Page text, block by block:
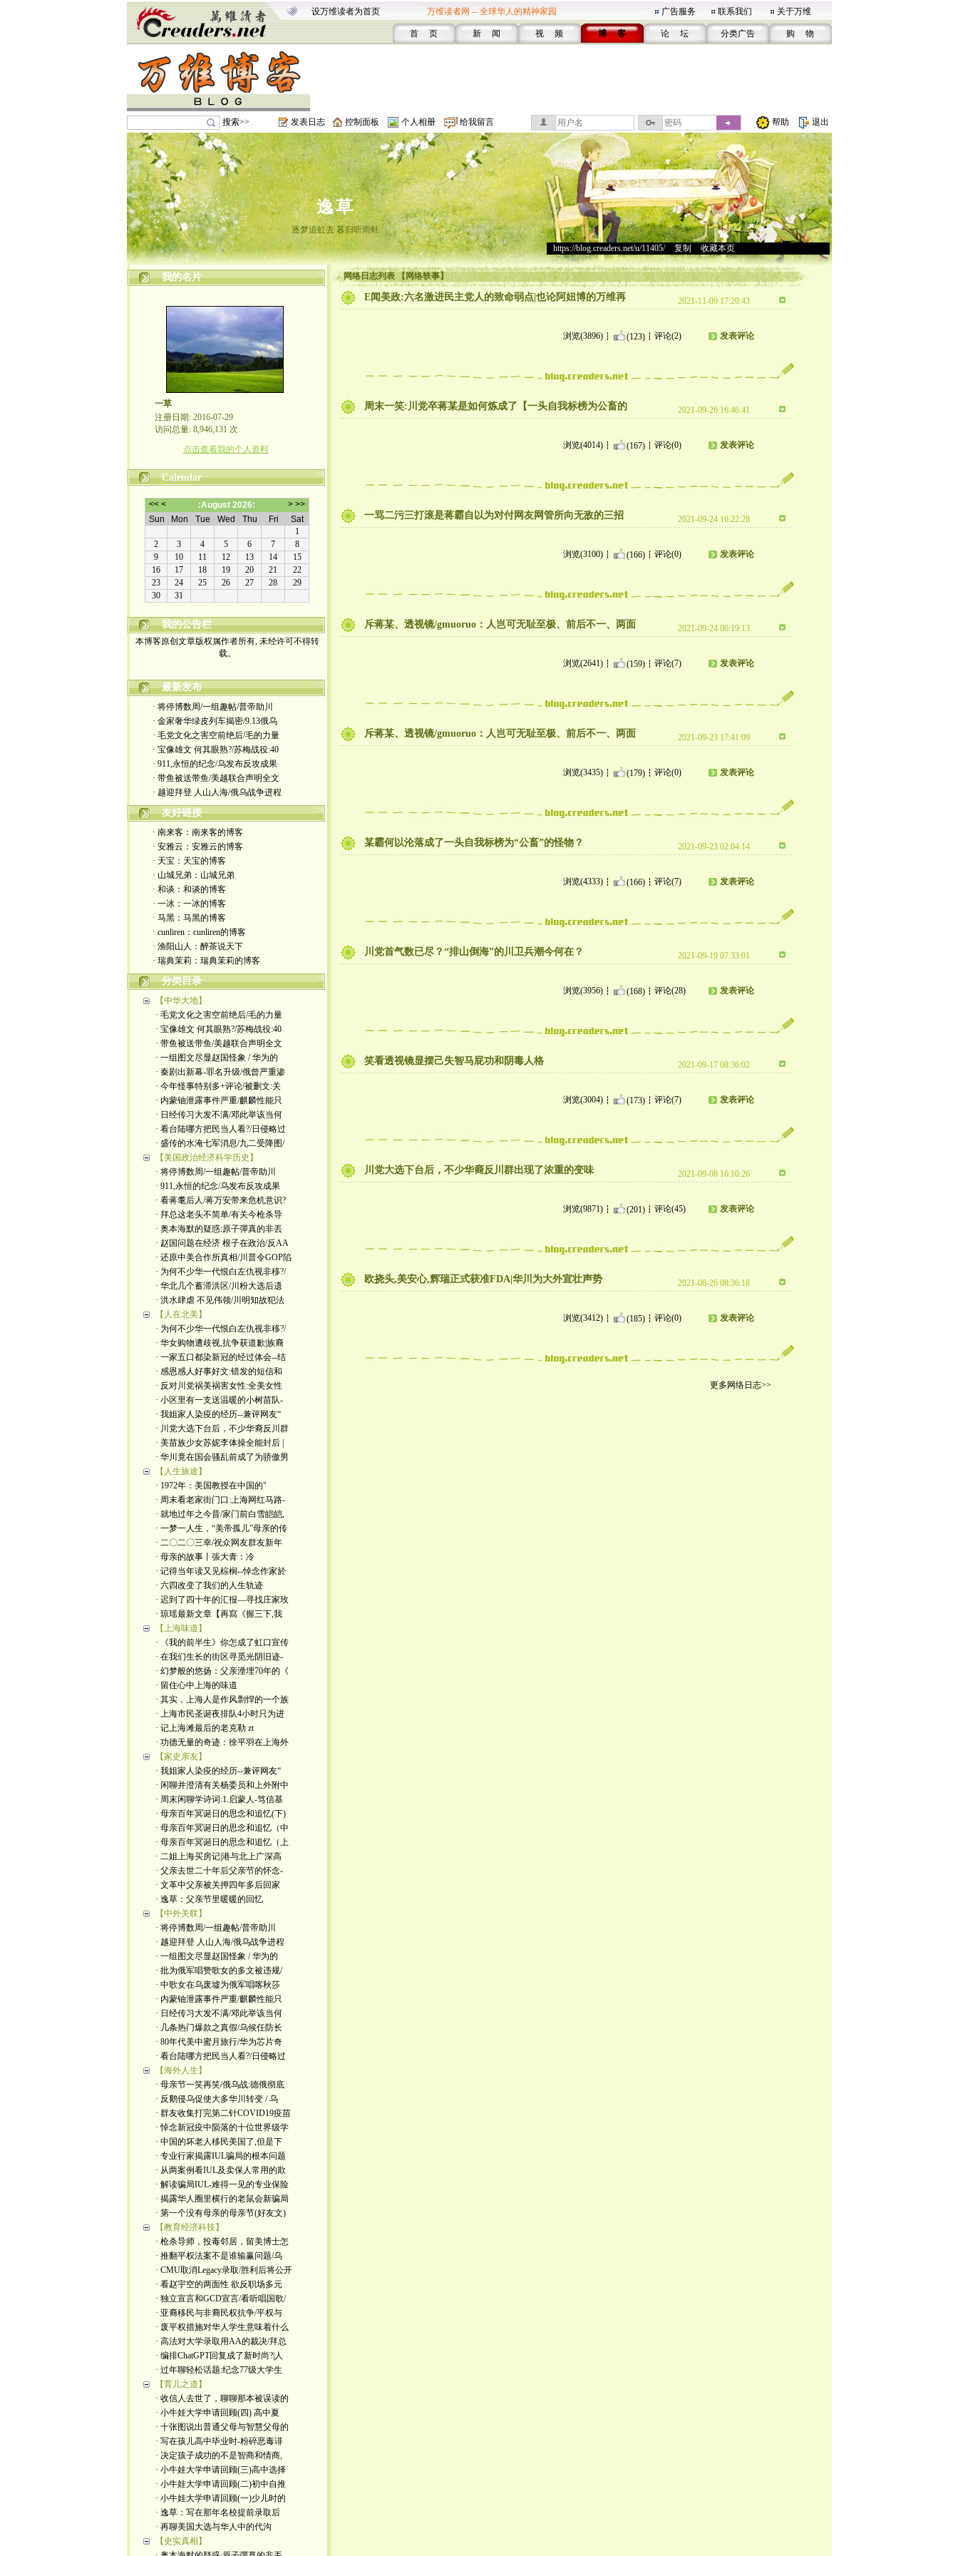
设万维读者为首页 万维读者网 -- 全球华人的精神家园 广告服务 联系我们 关于万维
首 页 新 闻 视 频 博 客 论 坛 分类广告 购 物
搜索>> 发表日志 控制面板 个人相册 给我留言 帮助 退出
逸草
逐梦追虹去 暮归听雨蛙
https://blog.creaders.net/u/11405/> 复制 收藏本页
我的名片
一草
注册日期: 2016-07-29
访问总量: 8,946,131 次
点击查看我的个人资料
Calendar
我的公告栏
本博客原创文章版权属作者所有, 未经许可不得转
载。
最新发布
· 将停博数周/一组趣帖/普帝助川
· 金家奢华绿皮列车揭密/9.13俄乌
· 毛党文化之害空前绝后/毛的力量
· 宝像雄文 何其眼熟?/苏梅战役:40
· 911,永恒的纪念/乌发布反攻成果
· 带鱼被送带鱼/美越联合声明全文
· 越迎拜登 人山人海/俄乌战争进程
友好链接
· 南来客：南来客的博客
· 安雅云：安雅云的博客
· 天宝：天宝的博客
· 山城兄弟：山城兄弟
· 和谈：和谈的博客
· 一冰：一冰的博客
· 马黑：马黑的博客
· cunliren：cunliren的博客
· 渔阳山人：醉茶说天下
· 瑞典茉莉：瑞典茉莉的博客
分类目录
【中华大地】
· 毛党文化之害空前绝后/毛的力量
· 宝像雄文 何其眼熟?/苏梅战役:40
· 带鱼被送带鱼/美越联合声明全文
· 一组图文尽显赵国怪象 / 华为的
· 秦剧出新幕-罪名升级/俄曾严重渗
· 今年怪事特别多+评论/被删文:关
· 内蒙铀泄露事件严重/麒麟性能只
· 日经传习大发不满/邓此举该当何
· 看台陆哪方把民当人看?/日侵略过
· 盛传的水淹七军消息/九二受降图/
【美国政治经济科学历史】
· 将停博数周/一组趣帖/普帝助川
· 911,永恒的纪念/乌发布反攻成果
· 看蒋耄后人/蒋万安带来危机意识?
· 拜总这老头不简单/有关今枪杀导
· 奥本海默的疑惑:原子彈真的非丟
· 赵国问题在经济 根子在政治/反AA
· 还原中美合作所真相/川普令GOP陷
· 为何不少华一代恨白左仇视非移?/
· 华北几个蓄滞洪区/川粉大选后遗
· 洪水肆虐 不见伟领/川明知故犯法
【人在北美】
· 为何不少华一代恨白左仇视非移?/
· 华女购物遭歧视,抗争获道歉|族裔
· 一家五口都染新冠的经过体会--结
· 感恩感人好事好文:错发的短信和
· 反对川党祸美祸害女性:全美女性
· 小区里有一支送温暖的小树苗队-
· 我姐家人染疫的经历--兼评网友“
· 川党大选下台后，不少华裔反川群
· 美苗族少女苏妮李体操全能封后 |
· 华川竟在国会骚乱前成了为骄傲男
【人生旅途】
· 1972年：美国教授在中国的"
· 周末看老家街门口:上海网红马路-
· 就地过年之今昔/家门前白雪皑皑,
· 一梦一人生，“美帝孤儿”母亲的传
· 二〇二〇三幸/祝众网友群友新年
· 母亲的故事丨張大青：​冷
· 记得当年读又见棕榈--悼念作家於
· 六四改变了我们的人生轨迹
· 迟到了四十年的汇报—寻找庄家玫
· 琼瑶最新文章【再寫《握三下,我
【上海味道】
· 《我的前半生》你怎成了虹口宣传
· 在我们生长的街区寻觅光阴旧迹-
· 幻梦般的悠扬：父亲湮埋70年的《
· 留住心中上海的味道
· 其实，上海人是作风剽悍的一个族
· 上海市民圣诞夜排队4小时只为进
· 记上海滩最后的老克勒 zt
· 功德无量的奇迹：徐平羽在上海外
【家史亲友】
· 我姐家人染疫的经历--兼评网友“
· 闲聊并澄清有关杨委员和上外附中
· 周末闲聊学诗词:1.启蒙人-笃信基
· 母亲百年冥诞日的思念和追忆(下)
· 母亲百年冥诞日的思念和追忆（中
· 母亲百年冥诞日的思念和追忆（上
· 二姐上海买房记|港与北上广深高
· 父亲去世二十年后父亲节的怀念-
· 文革中父亲被关押四年多后回家
· 逸草：父亲节里暖暖的回忆
【中外关联】
· 将停博数周/一组趣帖/普帝助川
· 越迎拜登 人山人海/俄乌战争进程
· 一组图文尽显赵国怪象 / 华为的
· 批为俄军唱赞歌女的多文被违规/
· 中歌女在乌废墟为俄军唱喀秋莎
· 内蒙铀泄露事件严重/麒麟性能只
· 日经传习大发不满/邓此举该当何
· 几条热门爆款之真假/乌候任防长
· 80年代美中蜜月旅行/华为芯片奇
· 看台陆哪方把民当人看?/日侵略过
【海外人生】
· 母亲节一笑再笑/俄乌战:德俄彻底
· 反鹅侵乌促使大多华川转变 / 乌
· 群友收集打完第二针COVID19疫苗
· 悼念新冠疫中陨落的十位世界级学
· 中国的坏老人移民美国了,但是下
· 专业行家揭露IUL骗局的根本问题
· 从两案例看IUL及卖保人常用的欺
· 解读骗局IUL-难得一见的专业保险
· 揭露华人圈里横行的老鼠会新骗局
· 第一个没有母亲的母亲节(好友文)
【教育经济科技】
· 枪杀导师，投毒邻居，留美博士怎
· 推翻平权法案不是谁输赢问题/乌
· CMU取消Legacy录取/胜利后将公开
· 看赵宇空的两面性 欲反职场多元
· 独立宣言和GCD宣言/看听唱国歌/
· 亚裔移民与非裔民权抗争/平权与
· 废平权措施对华人学生意味着什么
· 高法对大学录取用AA的裁决/拜总
· 编排ChatGPT回复成了新时尚?|人
· 过年聊轻松话题:纪念77级大学生
【育儿之道】
· 收信人去世了，聊聊那本被误读的
· 小牛娃大学申请回顾(四) 高中夏
· 十张图说出普通父母与智慧父母的
· 写在孩儿高中毕业时-粉碎恶毒诽
· 决定孩子成功的不是智商和情商,
· 小牛娃大学申请回顾(三)高中选择
· 小牛娃大学申请回顾(二)初中自推
· 小牛娃大学申请回顾(一)少儿时的
· 逸草：写在那年名校提前录取后
· 再聊美国大选与华人中的代沟
【史实真相】
网络日志列表 【网络轶事】
E闻美政:六名激进民主党人的致命弱点|也论阿妞博的万维再 2021-11-09 17:20:43
浏览(3896) (123) 评论(2) 发表评论
周末一笑:川党卒蒋某是如何炼成了【一头自我标榜为公畜的 2021-09-26 16:46:41
浏览(4014) (167) 评论(0) 发表评论
一骂二污三打滚是蒋霸自以为对付网友网管所向无敌的三招 2021-09-24 16:22:28
浏览(3100) (166) 评论(0) 发表评论
斥蒋某、透视镜/gmuoruo：人岂可无耻至极、前后不一、两面 2021-09-24 06:19:13
浏览(2641) (159) 评论(7) 发表评论
斥蒋某、透视镜/gmuoruo：人岂可无耻至极、前后不一、两面 2021-09-23 17:41:09
浏览(3435) (179) 评论(0) 发表评论
某霸何以沦落成了一头自我标榜为“公畜”的怪物？ 2021-09-23 02:04:14
浏览(4333) (166) 评论(7) 发表评论
川党首气数已尽？“排山倒海”的川卫兵潮今何在？ 2021-09-19 07:33:01
浏览(3956) (168) 评论(28) 发表评论
笑看透视镜显摆己失智马屁功和阴毒人格 2021-09-17 08:36:02
浏览(3004) (173) 评论(7) 发表评论
川党大选下台后，不少华裔反川群出现了浓重的变味 2021-09-08 16:10:26
浏览(9871) (201) 评论(45) 发表评论
欧挠头,美安心,辉瑞正式获准FDA|华川为大外宣壮声势 2021-08-26 08:36:18
浏览(3412) (185) 评论(0) 发表评论
更多网络日志>>